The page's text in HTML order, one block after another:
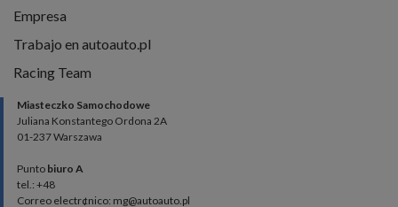
Empresa
Trabajo en autoauto.pl
Racing Team
Miasteczko Samochodowe
Juliana Konstantego Ordona 2A
01-237 Warszawa
Punto biuro A
tel.: +48
Correo electr¢nico: mg@autoauto.pl